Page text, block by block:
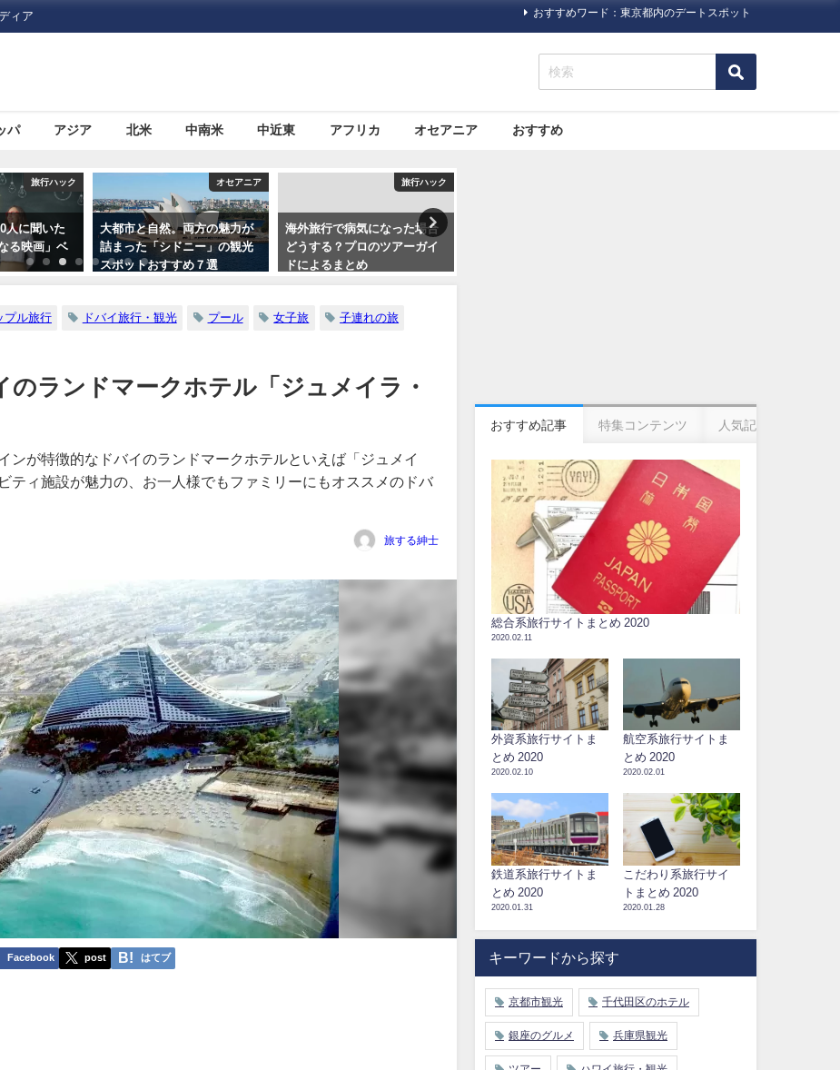
ィア おすすめワード：東京都内のデートスポット
パ アジア 北米 中南米 中近東 アフリカ オセアニア おすすめ
旅行ハック
人に聞いた
る映画」ベ
オセアニア
大都市と自然。両方の魅力が
詰まった「シドニー」の観光
スポットおすすめ７選
旅行ハック
海外旅行で病気になった場合
どうする？プロのツアーガイ
ドによるまとめ
プル旅行 ドバイ旅行・観光 プール 女子旅 子連れの旅
ランドマークホテル「ジュメイラ・
ンが特徴的なドバイのランドマークホテルといえば「ジュメイ
ティ施設が魅力の、お一人様でもファミリーにもオススメのドバ
旅する紳士
Facebook post はてブ
おすすめ記事 特集コンテンツ 人気記事
総合系旅行サイトまとめ 2020
2020.02.11
外資系旅行サイトま
とめ 2020
2020.02.10
航空系旅行サイトま
とめ 2020
2020.02.01
鉄道系旅行サイトま
とめ 2020
2020.01.31
こだわり系旅行サイ
トまとめ 2020
2020.01.28
キーワードから探す
京都市観光 千代田区のホテル
銀座のグルメ 兵庫県観光